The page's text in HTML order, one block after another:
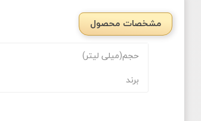
مشخصات محصول
حجم(میلی لیتر)
برند